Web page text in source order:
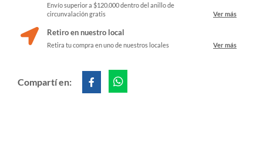
Envío superior a $120.000 dentro del anillo de
circunvalación gratis
Ver más
Retiro en nuestro local
Retira tu compra en uno de nuestros locales Ver más
Compartí en: